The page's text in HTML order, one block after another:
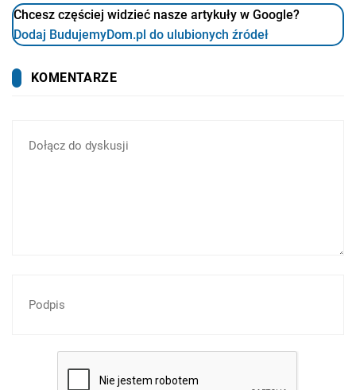
Chcesz częściej widzieć nasze artykuły w Google?
Dodaj BudujemyDom.pl do ulubionych źródeł
KOMENTARZE